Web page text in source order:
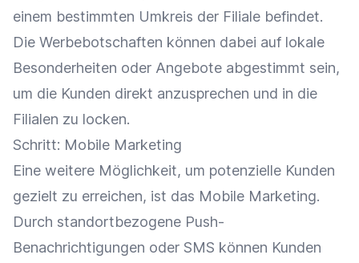
einem bestimmten Umkreis der Filiale befindet.
Die Werbebotschaften können dabei auf lokale
Besonderheiten oder Angebote abgestimmt sein,
um die Kunden direkt anzusprechen und in die
Filialen zu locken.
Schritt: Mobile Marketing
Eine weitere Möglichkeit, um potenzielle Kunden
gezielt zu erreichen, ist das Mobile Marketing.
Durch standortbezogene Push-
Benachrichtigungen oder SMS können Kunden